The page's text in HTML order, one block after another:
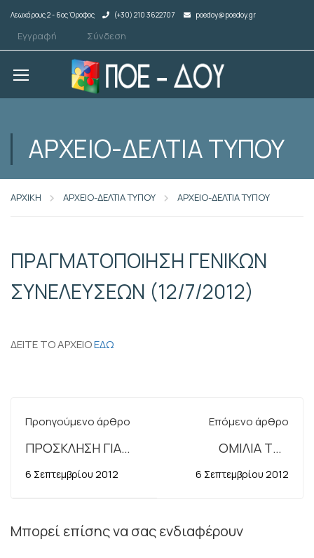
Λεωχάρους 2 - 6ος Όροφος (+30) 210 3622707 poedoy@poedoy.gr
Εγγραφή Σύνδεση
ΑΡΧΕΙΟ-ΔΕΛΤΙΑ ΤΥΠΟΥ
ΑΡΧΙΚΗ ΑΡΧΕΙΟ-ΔΕΛΤΙΑ ΤΥΠΟΥ ΑΡΧΕΙΟ-ΔΕΛΤΙΑ ΤΥΠΟΥ
ΠΡΑΓΜΑΤΟΠΟΙΗΣΗ ΓΕΝΙΚΩΝ
ΣΥΝΕΛΕΥΣΕΩΝ (12/7/2012)
ΔΕΙΤΕ ΤΟ ΑΡΧΕΙΟΕΔΩ
Προηγούμενο άρθρο
ΠΡΟΣΚΛΗΣΗ ΓΙΑ
ΣΥΝΑΝΤΗΣΗ ΤΗΣ
ΑΡΙΣΤΕΡΑ
6 Σεπτεμβρίου 2012
Επόμενο άρθρο
ΟΜΙΛΙΑ ΤΟΥ
ΠΡΟΕΔΡΟΥ ΤΗΣ
ΦΟΡΟΛΟΓΙΚΟ
6 Σεπτεμβρίου 2012
Μπορεί επίσης να σας ενδιαφέρουν